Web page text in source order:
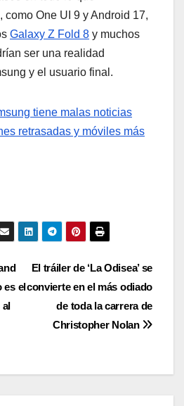
como One UI 9 y Android 17,
Galaxy Z Fold 8 y muchos
ser una realidad
y el usuario final.
tiene malas noticias
retrasadas y móviles más
El tráiler de ‘La Odisea’ se
convierte en el más odiado
de toda la carrera de
Christopher Nolan
el
al